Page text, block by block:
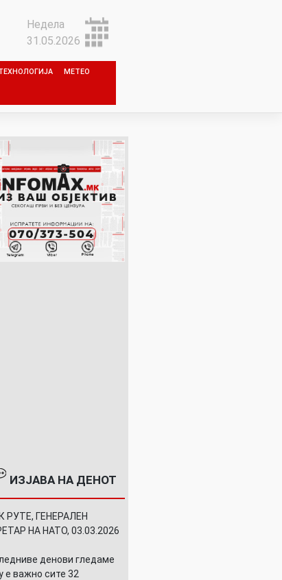
Недела
31.05.2026
МЕТЕО
ИЗЈАВА НА ДЕНОТ
РУТЕ, ГЕНЕРАЛЕН
НА НАТО, 03.03.2026
денови гледаме
е важно сите 32